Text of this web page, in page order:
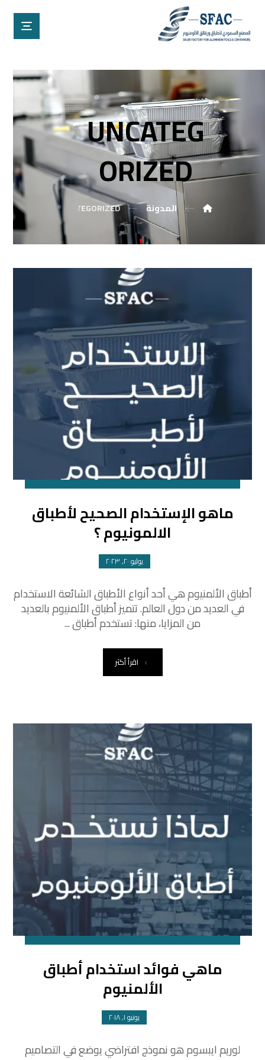
UNCATEG
ORIZED
المدونة UNCATEGORIZED
ماهو الإستخدام الصحيح لأطباق
الالمونيوم ؟
يوليو ٢٠, ٢٠٢٣
أطباق الألمنيوم هي أحد أنواع الأطباق الشائعة الاستخدام
في العديد من دول العالم. تتميز أطباق الألمنيوم بالعديد
من المزايا، منها: تستخدم أطباق ...
اقرأ أكثر
ماهي فوائد استخدام أطباق
الألمنيوم
يونيو ١, ٢٠١٨
لوريم ايبسوم هو نموذج افتراضي يوضع في التصاميم